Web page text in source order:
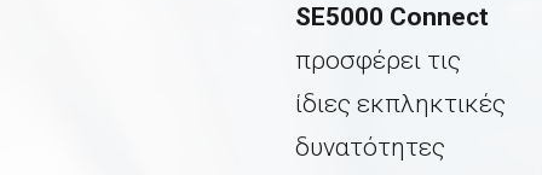
SE5000 Connect
προσφέρει τις
ίδιες εκπληκτικές
δυνατότητες